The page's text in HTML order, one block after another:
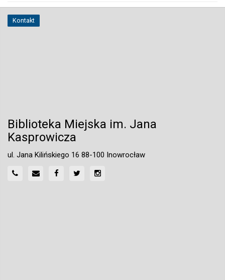
Kontakt
Biblioteka Miejska im. Jana
Kasprowicza
ul. Jana Kilińskiego 16 88-100 Inowrocław